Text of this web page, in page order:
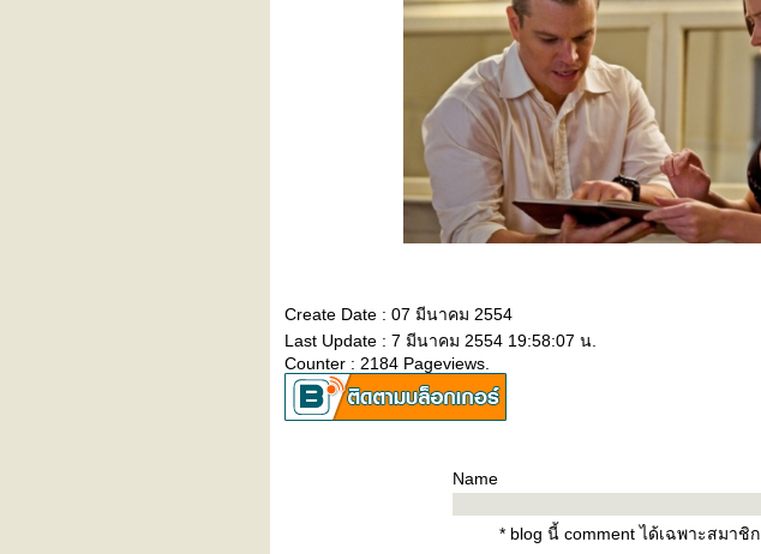
Create Date : 07 มีนาคม 2554
Last Update : 7 มีนาคม 2554 19:58:07 น.
Counter : 2184 Pageviews.
Name
* blog นี้ comment ได้เฉพาะสมาชิก